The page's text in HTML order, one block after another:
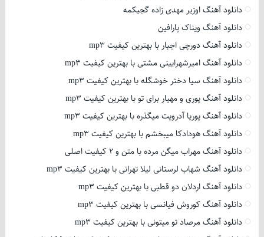
دانلود آهنگ اوزیر مهدی زاده گجیکمه
دانلود آهنگ ویناک پارافین
دانلود آهنگ دورچی اجبار با بهترین کیفیت mp3
دانلود آهنگ امیرشهرایینی مشتی با بهترین کیفیت mp3
دانلود آهنگ سیا دختر خوشگله با بهترین کیفیت mp3
دانلود آهنگ پوری و مهیار برای تو با بهترین کیفیت mp3
دانلود آهنگ پوریا آدرویت میگذره با بهترین کیفیت mp3
دانلود آهنگ هودادکا میبخشم با بهترین کیفیت mp3
دانلود آهنگ مهراب میگن مرده با متن و 2 کیفیت اصلی
دانلود آهنگ شهاب لرستانی لیلا تهرانی با بهترین کیفیت mp3
دانلود آهنگ اردلان دو قطبی با بهترین کیفیت mp3
دانلود آهنگ کوروش فیانسی با بهترین کیفیت mp3
دانلود آهنگ مرصاد تو میتونی با بهترین کیفیت mp3